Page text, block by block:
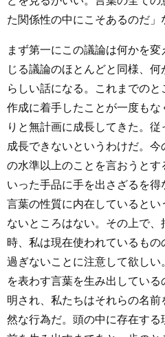
た関係性の中にこそあるのだ」
まず第一にこの議論は何かを
じる議論のほとんどと同様、
らしい話になる。これまでの
作成に着手したことが一度もな
りと無計画に成長してきた。
成長できないというわけだ。
の水準以上のことを言おうとす
いった手品に手を出さざるを
言葉の性質に内在していると
ないところはない。その上で
時、私は現在使われているも
過ぎないことに注意して欲し
を表わす言葉を生み出してい
明され、私たちはそれらの名
然な行為だ。頭の中に存在す